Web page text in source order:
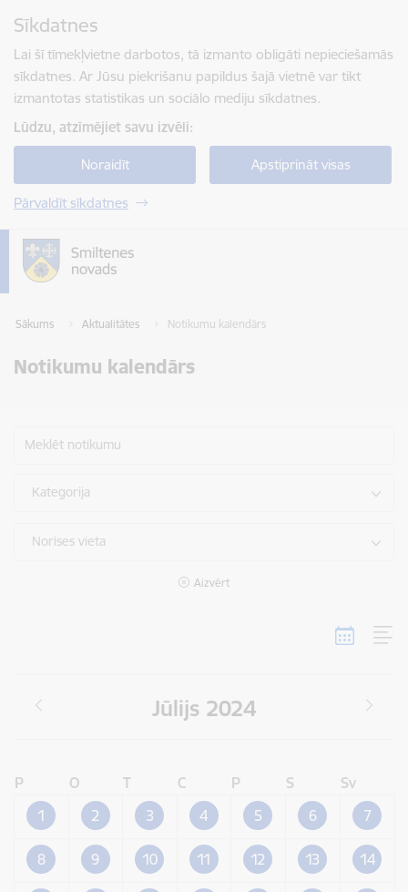
Sīkdatnes
Lai šī tīmekļvietne darbotos, tā izmanto obligāti nepieciešamās
sīkdatnes. Ar Jūsu piekrišanu papildus šajā vietnē var tikt
izmantotas statistikas un sociālo mediju sīkdatnes.
Lūdzu, atzīmējiet savu izvēli:
Noraidīt Apstiprināt visas
Pārvaldīt sīkdatnes
Sākums Aktualitātes Notikumu kalendārs
Notikumu kalendārs
Meklēt notikumu
Kategorija
Norises vieta
Aizvērt
Jūlijs 2024
P O T C P S
Sv
1
2 3 4 5 6 7
8 9 10 11 12 13 14